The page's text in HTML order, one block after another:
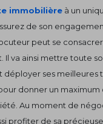
immobilière à un
de son
peut se
Il va ainsi mettre toute
déployer ses meilleures
donner un maximum
Au moment de
profiter de sa